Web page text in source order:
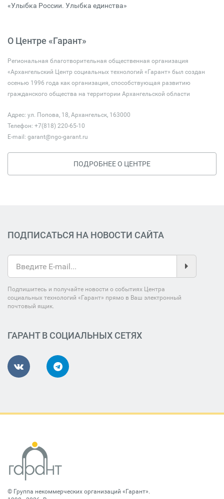
«Улыбка России. Улыбка единства»
О Центре «Гарант»
Региональная благотворительная общественная организация
«Архангельский Центр социальных технологий «Гарант» был создан
осенью 1996 года как организация, способствующая развитию
гражданского общества на территории Архангельской области
Адрес: ул. Попова, 18, Архангельск, 163000
Телефон: +7(818) 220-65-10
E-mail: garant@ngo-garant.ru
ПОДРОБНЕЕ О ЦЕНТРЕ
ПОДПИСАТЬСЯ НА НОВОСТИ САЙТА
Подпишитесь и получайте новости о событиях Центра
социальных технологий «Гарант» прямо в Ваш электронный
почтовый ящик.
ГАРАНТ В СОЦИАЛЬНЫХ СЕТЯХ
© Группа некоммерческих организаций «Гарант».